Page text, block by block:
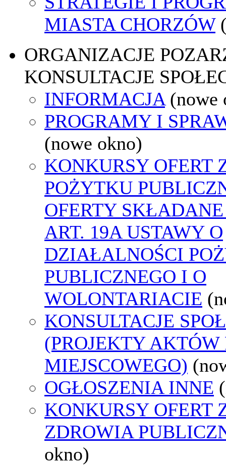
MIASTA CHORZÓW
ORGANIZACJE
KONSULTACJE
INFORMACJA (nowe
PROGRAMY I
(nowe okno)
KONKURSY OFERT
POŻYTKU
OFERTY
ART. 19A USTAWY O
DZIAŁALNOŚCI
PUBLICZNEGO I O
WOLONTARIACIE
KONSULTACJE
(PROJEKTY AKTÓW
MIEJSCOWEGO)
OGŁOSZENIA INNE
KONKURSY OFERT
ZDROWIA
okno)